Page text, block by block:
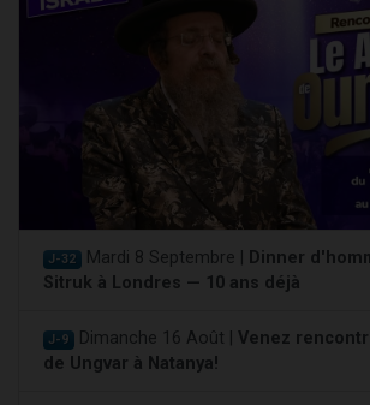
J-32 Mardi 8 Septembre |
Dinner
Sitruk à Londres — 10 ans déjà
J-9 Dimanche 16 Août | Venez
de Ungvar à Natanya!